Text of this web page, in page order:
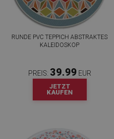
RUNDE PVC TEPPICH ABSTRAKTES
KALEIDOSKOP
PREIS: 39.99 EUR
JETZT
KAUFEN